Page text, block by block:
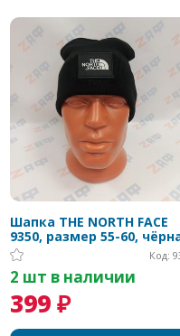
Шапка THE NORTH FACE
9350, размер 55-60,
Код:
2 шт в наличии
399 ₽